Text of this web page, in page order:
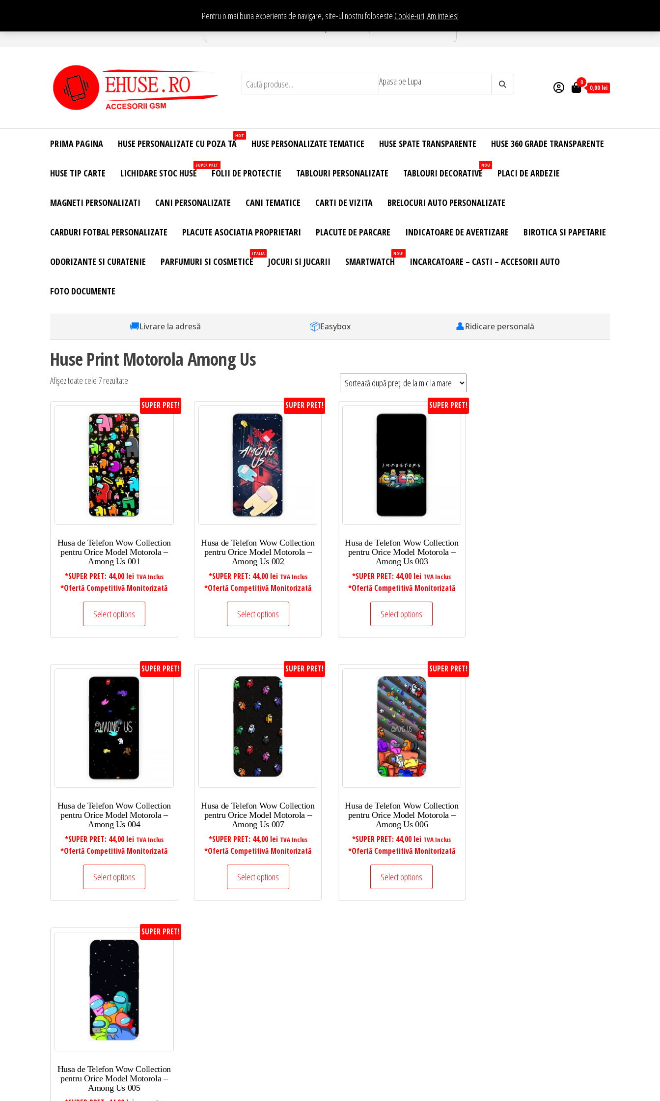
conținut
Pentru o mai buna experienta de navigare, site-ul nostru foloseste Cookie-uri.Am inteles!
Te asteptam in Showroom eHuse.ro
Site Oficial .
Huse
Personalizate
Huse
Personalizate
Telefon –
– Accesorii
Apasa pe Lupa 0
0,00 lei
PRIMA PAGINA HUSE PERSONALIZATE CU POZA TA
HOT
HUSE PERSONALIZATE TEMATICE HUSE SPATE TRANSPARENTE HUSE 360 GRADE TRANSPARENTE
HUSE TIP CARTE LICHIDARE STOC HUSE
SUPER PRET
FOLII DE PROTECTIE TABLOURI PERSONALIZATE TABLOURI DECORATIVE
NOU
PLACI DE ARDEZIE
MAGNETI PERSONALIZATI CANI PERSONALIZATE CANI TEMATICE CARTI DE VIZITA BRELOCURI AUTO PERSONALIZATE
CARDURI FOTBAL PERSONALIZATE PLACUTE ASOCIATIA PROPRIETARI PLACUTE DE PARCARE INDICATOARE DE AVERTIZARE BIROTICA SI PAPETARIE
ODORIZANTE SI CURATENIE PARFUMURI SI COSMETICE
ITALIA
JOCURI SI JUCARII SMARTWATCH
NOU!
INCARCATOARE – CASTI – ACCESORII AUTO
FOTO DOCUMENTE
🚚Livrare la adresă 📦Easybox 👤Ridicare personală
Huse Print Motorola Among Us
Afișez toate cele 7 rezultate
preț:
de
la
mic
la
mare
SUPER PRET!
Husa de Telefon Wow Collection
pentru Orice Model Motorola –
Among Us 001
*SUPER PRET: 44,00 lei TVA Inclus
*Ofertă Competitivă Monitorizată
Select options
SUPER PRET!
Husa de Telefon Wow Collection
pentru Orice Model Motorola –
Among Us 002
*SUPER PRET: 44,00 lei TVA Inclus
*Ofertă Competitivă Monitorizată
Select options
SUPER PRET!
Husa de Telefon Wow Collection
pentru Orice Model Motorola –
Among Us 003
*SUPER PRET: 44,00 lei TVA Inclus
*Ofertă Competitivă Monitorizată
Select options
SUPER PRET!
Husa de Telefon Wow Collection
pentru Orice Model Motorola –
Among Us 004
*SUPER PRET: 44,00 lei TVA Inclus
*Ofertă Competitivă Monitorizată
Select options
SUPER PRET!
Husa de Telefon Wow Collection
pentru Orice Model Motorola –
Among Us 007
*SUPER PRET: 44,00 lei TVA Inclus
*Ofertă Competitivă Monitorizată
Select options
SUPER PRET!
Husa de Telefon Wow Collection
pentru Orice Model Motorola –
Among Us 006
*SUPER PRET: 44,00 lei TVA Inclus
*Ofertă Competitivă Monitorizată
Select options
SUPER PRET!
Husa de Telefon Wow Collection
pentru Orice Model Motorola –
Among Us 005